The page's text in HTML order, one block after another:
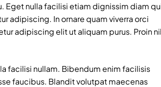
Eget nulla facilisi etiam dignissim diam
adipiscing. In ornare quam viverra orci
adipiscing elit ut aliquam purus. Proin
facilisi nullam. Bibendum enim facilisis
faucibus. Blandit volutpat maecenas